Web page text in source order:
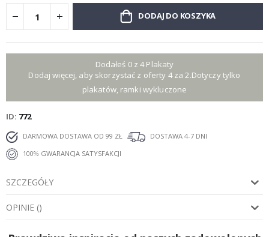
DODAJ DO KOSZYKA
Dodałeś 0 z 4 Plakaty
Dodaj więcej, aby skorzystać z oferty 4 za 2.Dotyczy tylko
plakatów, ramki wykluczone
ID 772
DARMOWA DOSTAWA OD 99 ZŁ
DOSTAWA 4-7 DNI
100% GWARANCJA SATYSFAKCJI
SZCZEGÓŁY
OPINIE ()